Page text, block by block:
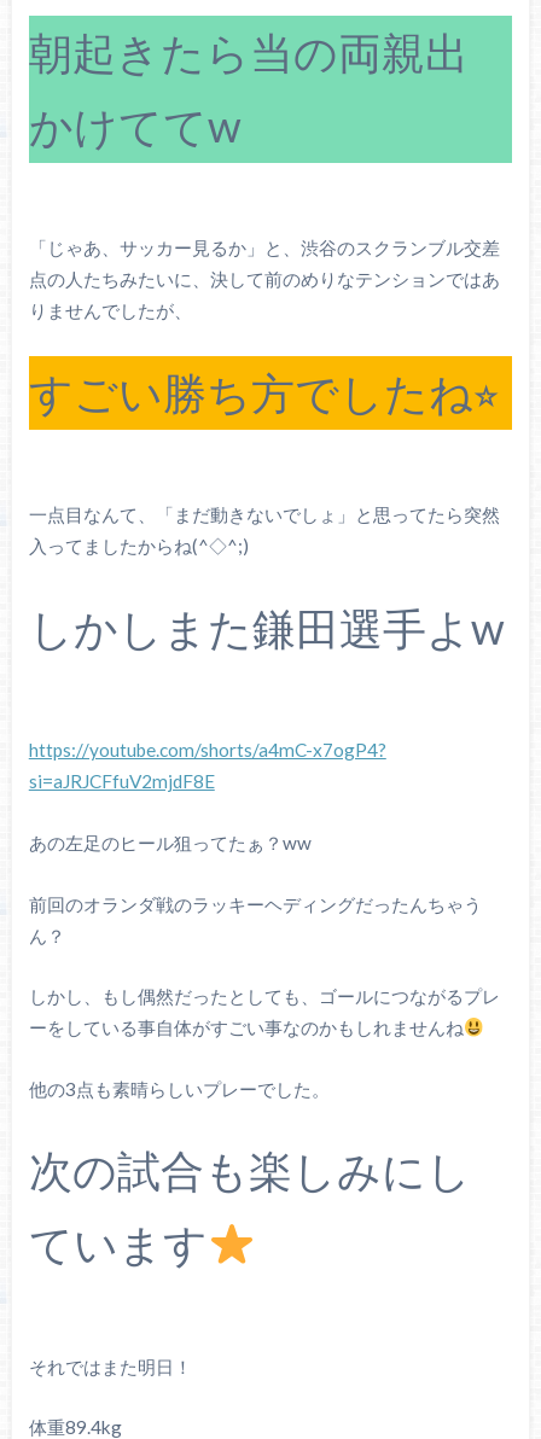
朝起きたら当の両親出
かけててw
「じゃあ、サッカー見るか」と、渋谷のスクランブル交差
点の人たちみたいに、決して前のめりなテンションではあ
りませんでしたが、
すごい勝ち方でしたね⭐︎
一点目なんて、「まだ動きないでしょ」と思ってたら突然
入ってましたからね(^◇^;)
しかしまた鎌田選手よw
https://youtube.com/shorts/a4mC-x7ogP4?
si=aJRJCFfuV2mjdF8E
あの左足のヒール狙ってたぁ？ww
前回のオランダ戦のラッキーヘディングだったんちゃう
ん？
しかし、もし偶然だったとしても、ゴールにつながるプレ
ーをしている事自体がすごい事なのかもしれませんね
他の3点も素晴らしいプレーでした。
次の試合も楽しみにし
ています
それではまた明日！
体重89.4kg